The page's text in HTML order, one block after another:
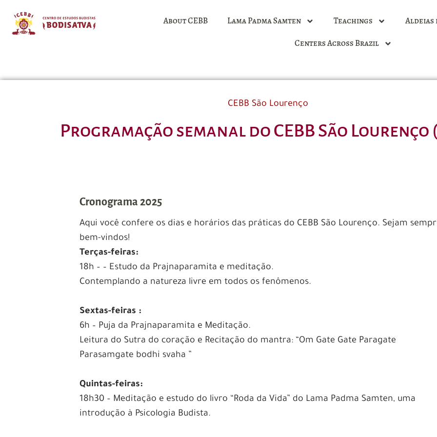
About CEBB Lama Padma Samten Teachings
Aldeias
Centers Across Brazil
CEBB São Lourenço
Programação semanal do CEBB São Lourenço
Cronograma 2025
Aqui você confere os dias e horários das práticas do CEBB São Lourenço. Sejam
bem-vindos!
Terças-feiras:
18h – – Estudo da Prajnaparamita e meditação.
Contemplando a natureza livre em todos os fenômenos.
Sextas-feiras :
6h – Puja da Prajnaparamita e Meditação.
Leitura do Sutra do coração e Recitação do mantra: “Om Gate Gate Paragate
Parasamgate bodhi svaha ”
Quintas-feiras:
18h30 – Meditação e estudo do livro “Roda da Vida” do Lama Padma Samten, uma
introdução à Psicologia Budista.